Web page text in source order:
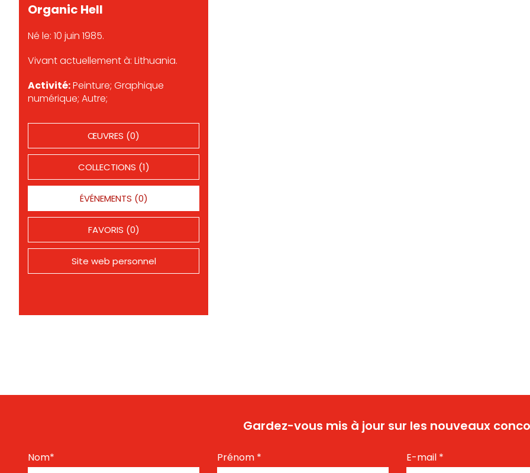
Organic Hell
Né le: 10 juin 1985.
Vivant actuellement à: Lithuania.
Activité:Peinture; Graphique
numérique; Autre;
ŒUVRES (0)
COLLECTIONS (1)
ÉVÉNEMENTS (0)
FAVORIS (0)
Site web personnel
Gardez-vous mis à jour sur les nouveaux
Nom* Prénom * E-mail *